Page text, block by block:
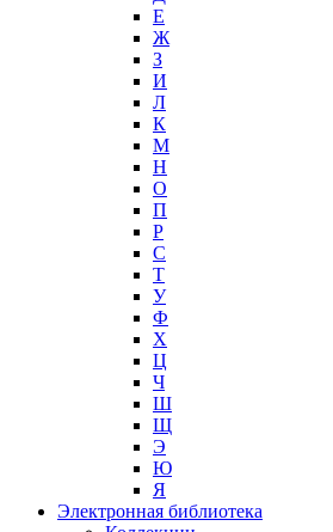
Е
Ж
З
И
Л
К
М
Н
О
П
Р
С
Т
У
Ф
Х
Ц
Ч
Ш
Щ
Э
Ю
Я
Электронная библиотека